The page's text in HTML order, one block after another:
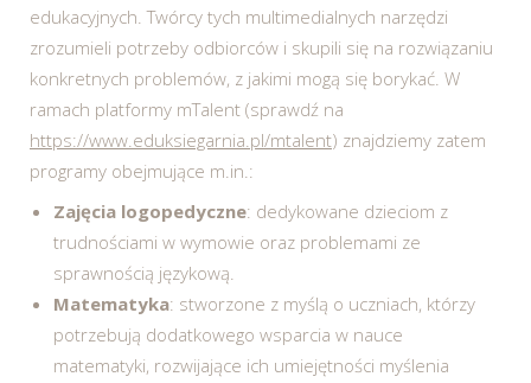
edukacyjnych. Twórcy tych multimedialnych narzędzi
zrozumieli potrzeby odbiorców i skupili się na rozwiązaniu
konkretnych problemów, z jakimi mogą się borykać. W
ramach platformy mTalent (sprawdź na
https://www.eduksiegarnia.pl/mtalent) znajdziemy zatem
programy obejmujące m.in.:
Zajęcia logopedyczne: dedykowane dzieciom z
trudnościami w wymowie oraz problemami ze
sprawnością językową.
Matematyka: stworzone z myślą o uczniach, którzy
potrzebują dodatkowego wsparcia w nauce
matematyki, rozwijające ich umiejętności myślenia